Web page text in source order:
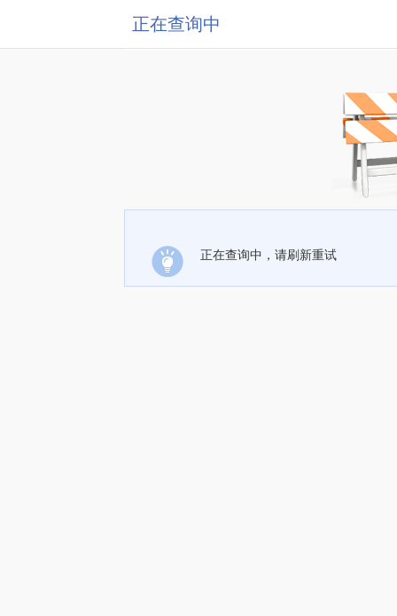
正在查询中
正在查询中，请刷新重试